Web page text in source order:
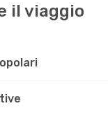
il viaggio